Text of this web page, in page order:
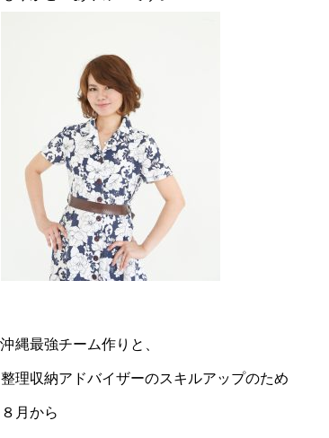
沖縄最強チーム作りと、
整理収納アドバイザーのスキルアップのため
８月から